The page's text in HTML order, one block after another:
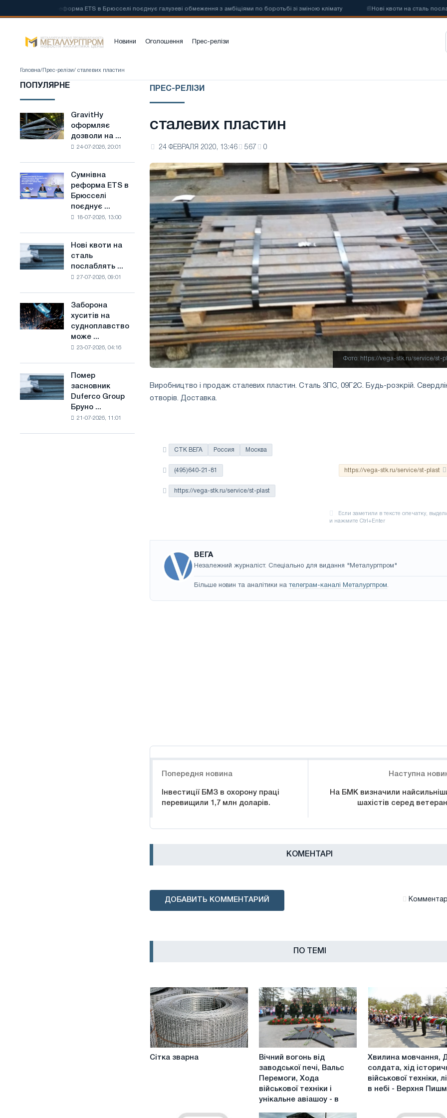
Сумнівна реформа ETS в Брюсселі поєднує галузеві обмеження з амбіціями по боротьбі зі зміною клімату Нові квоти на сталь
Новини Оголошення Прес-релізи
Головна/ Прес-релізи/ сталевих пластин
ПОПУЛЯРНЕ
GravitHy
оформляє
дозволи
з
виробництва
низьковуглецевої
основі
водню
Франції
GravitHy
оформляє
дозволи на ...
24-07-2026, 20:01
Сумнівна
реформа
ETS
обмеження
з
боротьбі
зі
зміною
клімату
Сумнівна
реформа ETS в
Брюсселі
поєднує ...
18-07-2026, 13:00
Нові
квоти
на
в
Сполученому
Нові квоти на
сталь
послаблять ...
27-07-2026, 09:01
Заборона
хуситів
на
судноплавство
Саудівської
сталі
Заборона
хуситів на
судноплавство
може ...
23-07-2026, 04:16
Помер
засновник
Duferco
Помер
засновник
Duferco Group
Бруно ...
21-07-2026, 11:01
ПРЕС-РЕЛІЗИ
сталевих пластин
24 ФЕВРАЛЯ 2020, 13:46 567 0
Фото: https://vega-stk.ru/service/st-
Виробництво і продаж сталевих пластин. Сталь 3ПС, 09Г2С. Будь-розкрій.
отворів. Доставка.
СТК ВЕГА Россия Москва
https://vega-stk.ru/service/st-plast
(495)640-21-81
https://vega-stk.ru/service/st-plast
ВЕГА
Незалежний журналіст. Спеціально для видання "Металургпром"
Більше новин та аналітики на телеграм-каналі Металургпром.
Попередня новина
Інвестиції БМЗ в охорону праці
перевищили 1,7 млн ​​доларів.
Наступна
На БМК визначили
шахістів серед
КОМЕНТАРІ
ДОБАВИТЬ КОММЕНТАРИЙ
ПО ТЕМІ
Сітка
Сітка зварна
Вічний
від
заводської
печі,
Вальс
Перемоги,
Вічний вогонь від
заводської печі, Вальс
Перемоги, Хода
військової техніки і
унікальне авіашоу - в
Хвилина
Доля
солдата,
військової
Хвилина мовчання,
солдата, хід
військової техніки,
в небі - Верхня